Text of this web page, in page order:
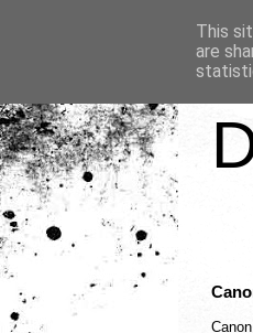
This
are